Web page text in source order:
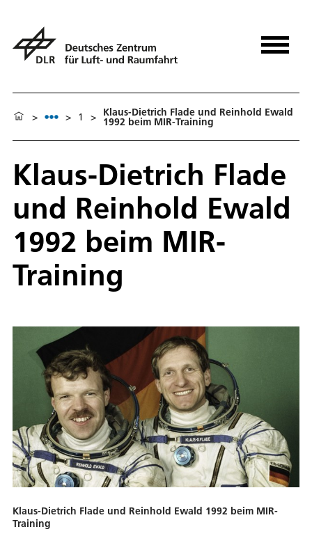
> > 1 > Klaus-Dietrich Flade und Reinhold Ewald
1992 beim MIR-Training
Klaus-Dietrich Flade
und Reinhold Ewald
1992 beim MIR-
Training
Klaus-Dietrich Flade und Reinhold Ewald 1992 beim MIR-
Training